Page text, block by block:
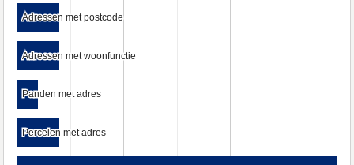
Adressen met postcode
Adressen met postcode
Adressen met woonfunctie
Adressen met woonfunctie
Panden met adres
Panden met adres
Percelen met adres
Percelen met adres